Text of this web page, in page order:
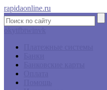
rapidaonline.ru